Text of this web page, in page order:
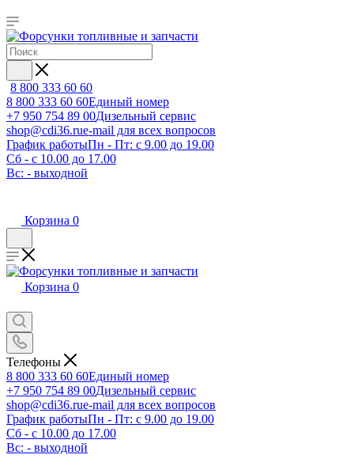
8 800 333 60 60
8 800 333 60 60Единый номер
+7 950 754 89 00Дизельный сервис
shop@cdi36.rue-mail для всех вопросов
График работыПн - Пт: с 9.00 до 19.00
Сб - с 10.00 до 17.00
Вс: - выходной
Корзина 0
Корзина 0
Телефоны
8 800 333 60 60Единый номер
+7 950 754 89 00Дизельный сервис
shop@cdi36.rue-mail для всех вопросов
График работыПн - Пт: с 9.00 до 19.00
Сб - с 10.00 до 17.00
Вс: - выходной